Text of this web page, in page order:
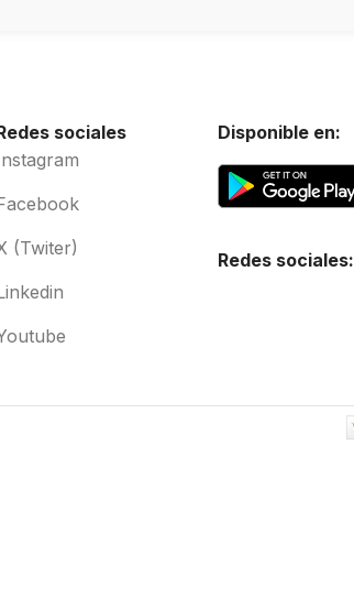
sociales
(Twiter)
Disponible en:
Redes sociales: